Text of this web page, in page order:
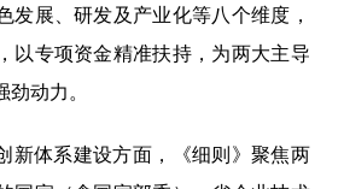
发展、研发及产业化等八个维度，
以专项资金精准扶持，为两大主导
动力。
新体系建设方面，《细则》聚焦两